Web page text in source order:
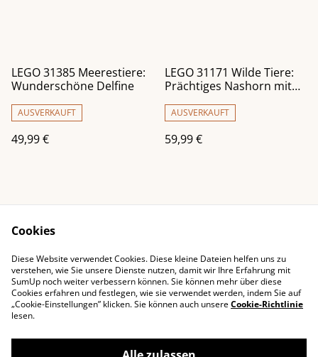
LEGO 31385 Meerestiere:
Wunderschöne Delfine
AUSVERKAUFT
49,99 €
LEGO 31171 Wilde Tiere:
Prächtiges Nashorn mit
AUSVERKAUFT
59,99 €
Impressum
Kontaktieren Sie uns
Rechtliche
Bestimmungen
Datenschutzbestimm
ungen von SumUp
Cookie-Richtlinie
Cookies
Diese Website verwendet Cookies. Diese kleine Dateien helfen uns zu
verstehen, wie Sie unsere Dienste nutzen, damit wir Ihre Erfahrung mit
SumUp noch weiter verbessern können. Sie können mehr über diese
Cookies erfahren und festlegen, wie sie verwendet werden, indem Sie auf
„Cookie-Einstellungen” klicken. Sie können auch unsereCookie-Richtlinie
lesen.